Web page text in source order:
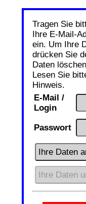
Tragen Sie
Ihre E-Mail-
ein. Um Ihre
drücken Sie
Daten
Lesen Sie
Hinweis.
E-Mail /
Login
Passwort